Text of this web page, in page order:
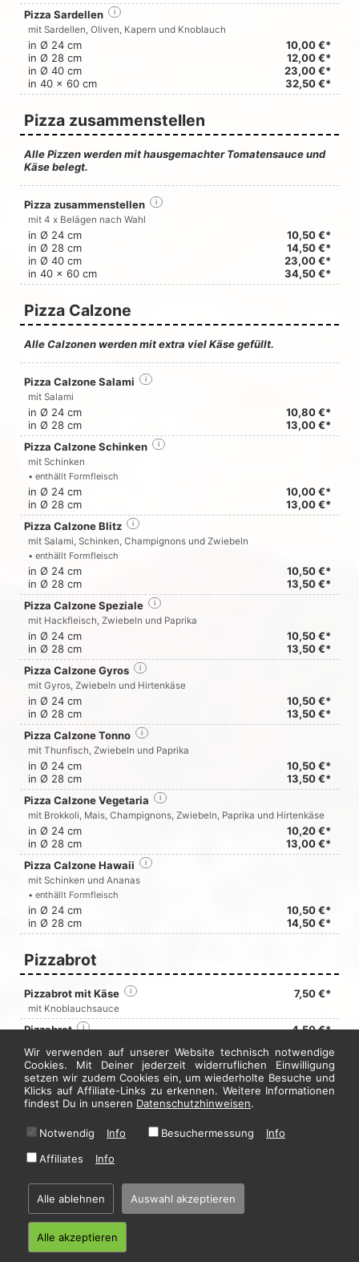
Pizza Sardellen
i
mit Sardellen, Oliven, Kapern und Knoblauch
in Ø 24 cm
10,00 €*
in Ø 28 cm
12,00 €*
in Ø 40 cm
23,00 €*
in 40 x 60 cm
32,50 €*
Pizza zusammenstellen
Alle Pizzen werden mit hausgemachter Tomatensauce und
Käse belegt.
Pizza zusammenstellen i
mit 4 x Belägen nach Wahl
in Ø 24 cm
10,50 €*
in Ø 28 cm
14,50 €*
in Ø 40 cm
23,00 €*
in 40 x 60 cm
34,50 €*
Pizza Calzone
Alle Calzonen werden mit extra viel Käse gefüllt.
Pizza Calzone Salami i
mit Salami
in Ø 24 cm
10,80 €*
in Ø 28 cm
13,00 €*
Pizza Calzone Schinken
i
mit Schinken
• enthällt Formfleisch
in Ø 24 cm
10,00 €*
in Ø 28 cm
13,00 €*
Pizza Calzone Blitz
i
mit Salami, Schinken, Champignons und Zwiebeln
• enthällt Formfleisch
in Ø 24 cm
10,50 €*
in Ø 28 cm
13,50 €*
Pizza Calzone Speziale
i
mit Hackfleisch, Zwiebeln und Paprika
in Ø 24 cm
10,50 €*
in Ø 28 cm
13,50 €*
Pizza Calzone Gyros
i
mit Gyros, Zwiebeln und Hirtenkäse
in Ø 24 cm
10,50 €*
in Ø 28 cm
13,50 €*
Pizza Calzone Tonno
i
mit Thunfisch, Zwiebeln und Paprika
in Ø 24 cm
10,50 €*
in Ø 28 cm
13,50 €*
Pizza Calzone Vegetaria
i
mit Brokkoli, Mais, Champignons, Zwiebeln, Paprika und Hirtenkäse
in Ø 24 cm
10,20 €*
in Ø 28 cm
13,00 €*
Pizza Calzone Hawaii
i
mit Schinken und Ananas
• enthällt Formfleisch
in Ø 24 cm
10,50 €*
in Ø 28 cm
14,50 €*
Pizzabrot
Pizzabrot mit Käse 7,50 €*
i
mit Knoblauchsauce
Pizzabrot 4,50 €*
i
Jetzt hier bestellen
* Alle Preise in Euro inkl. gesetzl. MwSt. Abbildungen können ggf. abweichen.
Home·Impressum·Datenschutzhinweise
© 2026 Blitz Pizza - Hosting by
Wir verwenden auf unserer Website technisch notwendige
Cookies. Mit Deiner jederzeit widerruflichen Einwilligung
setzen wir zudem Cookies ein, um wiederholte Besuche und
Klicks auf Affiliate-Links zu erkennen. Weitere Informationen
findest Du in unseren Datenschutzhinweisen.
Notwendig Info Besuchermessung
Info
Affiliates
Info
Alle ablehnen Auswahl akzeptieren
Alle akzeptieren